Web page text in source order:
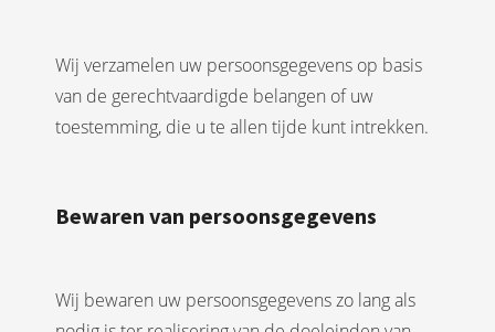
Wij verzamelen uw persoonsgegevens op basis
van de gerechtvaardigde belangen of uw
toestemming, die u te allen tijde kunt intrekken.
Bewaren van persoonsgegevens
Wij bewaren uw persoonsgegevens zo lang als